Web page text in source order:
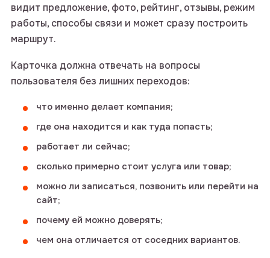
видит предложение, фото, рейтинг, отзывы, режим
работы, способы связи и может сразу построить
маршрут.
Карточка должна отвечать на вопросы
пользователя без лишних переходов:
что именно делает компания;
где она находится и как туда попасть;
работает ли сейчас;
сколько примерно стоит услуга или товар;
можно ли записаться, позвонить или перейти на
сайт;
почему ей можно доверять;
чем она отличается от соседних вариантов.